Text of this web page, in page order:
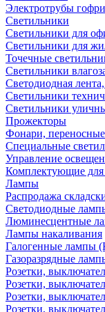
Электротрубы
Светильники
Светильники для
Светильники для
Точечные
Светильники
Светодиодная
Светильники
Светильники
Прожекторы
Фонари,
Специальные
Управление
Комплектующие для
Лампы
Распродажа
Светодиодные
Люминесцентные
Лампы накаливания
Галогенные лампы
Газоразрядные
Розетки,
Розетки,
Розетки,
Розетки,